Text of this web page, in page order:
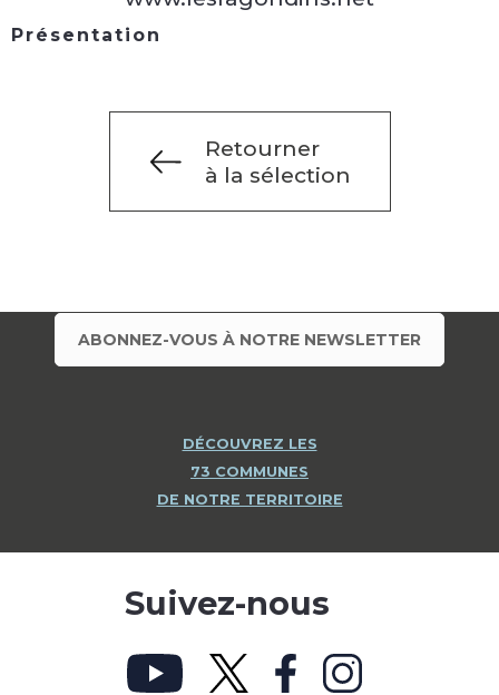
Présentation
Retourner
à la sélection
ABONNEZ-VOUS À NOTRE NEWSLETTER
DÉCOUVREZ LES
73 COMMUNES
DE NOTRE TERRITOIRE
Suivez-nous